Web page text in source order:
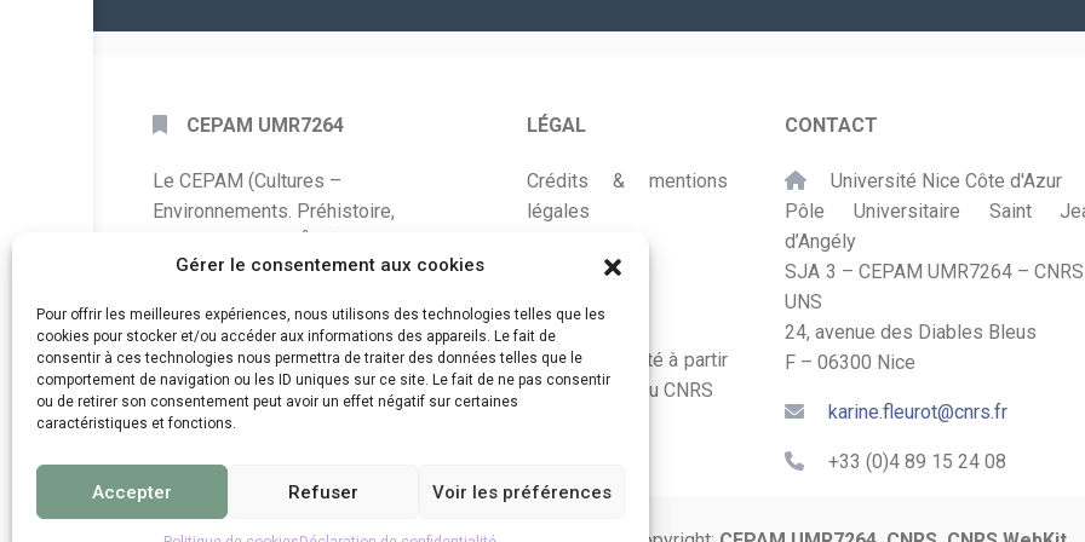
Gérer le consentement aux cookies
Pour offrir les meilleures expériences, nous utilisons des technologies telles que les
cookies pour stocker et/ou accéder aux informations des appareils. Le fait de
consentir à ces technologies nous permettra de traiter des données telles que le
comportement de navigation ou les ID uniques sur ce site. Le fait de ne pas consentir
ou de retirer son consentement peut avoir un effet négatif sur certaines
caractéristiques et fonctions.
Accepter Refuser Voir les préférences
CEPAM UMR7264
Le CEPAM (Cultures –
Environnements. Préhistoire,
mixte de recherche CNRS – UNS qui
développe des recherches autour de
la connaissance des sociétés du
passé, de leurs modes de
fonctionnement, de leur évolution et
de leur relation à l’environnement.
LÉGAL
Crédits & mentions
légales
Plan du site
Accessibilité
Conçu et adapté à partir
du Kit Labos du CNRS
CONTACT
Université Nice Côte d'Azur
Pôle Universitaire Saint
d’Angély
SJA 3 – CEPAM UMR7264 –
UNS
24, avenue des Diables Bleus
F – 06300 Nice
karine.fleurot@cnrs.fr
+33 (0)4 89 15 24 08